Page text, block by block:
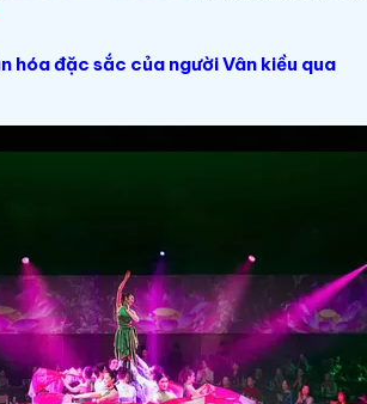
hóa đặc sắc của người Vân kiều qua